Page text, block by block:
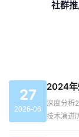
社群
27
2026-06
2024年
深度分析
技术演进